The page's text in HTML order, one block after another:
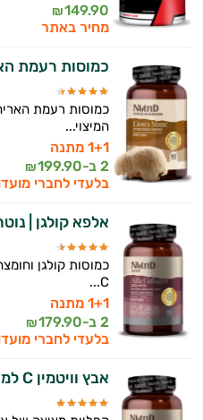
149.90
₪
מחיר באתר
כמוסות רעמת
כמוסות רעמת
המיצוי...
1+1 מתנה
2 ב-
199.90
₪
בלעדי לחברי
אלפא קולגן |
כמוסות קולגן
C...
1+1 מתנה
2 ב-
179.90
₪
בלעדי לחברי
אבץ וויטמין C למציצה | נוטרי די